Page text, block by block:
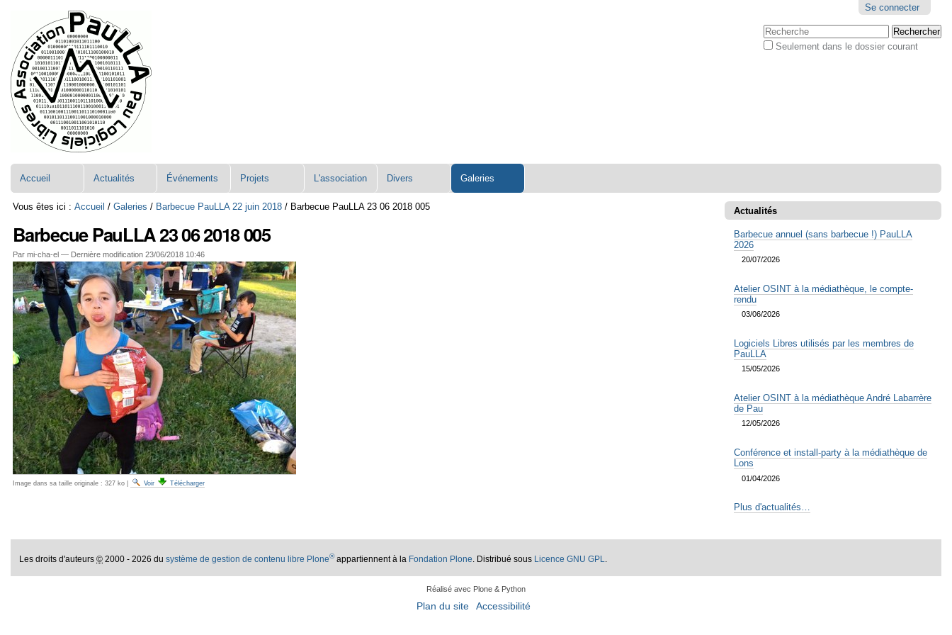
contenu.
Aller
à
la
navigation
personnels
Se connecter
Chercher par
Seulement dans le dossier courant
Accueil Actualités Événements Projets L'association Divers Galeries
Vous êtes ici : Accueil /Galeries / Barbecue PauLLA 22 juin 2018 / Barbecue PauLLA 23 06 2018 005
Barbecue PauLLA 23 06 2018 005
Par mi-cha-el — Dernière modification 23/06/2018 10:46
Image dans sa taille originale : 327 ko Voir Télécharger
Actualités
Barbecue annuel (sans barbecue !) PauLLA
2026
20/07/2026
Atelier OSINT à la médiathèque, le compte-
rendu
03/06/2026
Logiciels Libres utilisés par les membres de
PauLLA
15/05/2026
Atelier OSINT à la médiathèque André Labarrère
de Pau
12/05/2026
Conférence et install-party à la médiathèque de
Lons
01/04/2026
Plus d'actualités…
Les droits d'auteurs© 2000 - 2026 dusystème de gestion de contenu libre Plone®appartiennent à la Fondation Plone . Distribué sous Licence GNU GPL
Réalisé avec Plone & Python
Plan du site Accessibilité